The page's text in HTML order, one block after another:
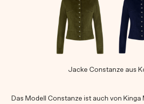
Jacke Constanze aus
Das Modell Constanze ist auch von Kinga